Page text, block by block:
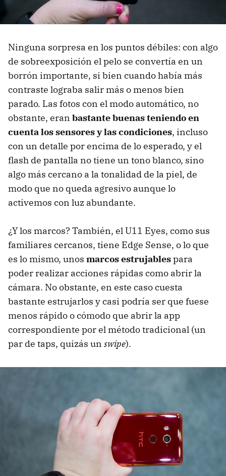
Ninguna sorpresa en los puntos débiles: con algo
de sobreexposición el pelo se convertía en un
borrón importante, si bien cuando había más
contraste lograba salir más o menos bien
parado. Las fotos con el modo automático, no
obstante, eran bastante buenas teniendo en
cuenta los sensores y las condiciones, incluso
con un detalle por encima de lo esperado, y el
flash de pantalla no tiene un tono blanco, sino
algo más cercano a la tonalidad de la piel, de
modo que no queda agresivo aunque lo
activemos con luz abundante.
¿Y los marcos? También, el U11 Eyes, como sus
familiares cercanos, tiene Edge Sense, o lo que
es lo mismo, unos marcos estrujablespara
poder realizar acciones rápidas como abrir la
cámara. No obstante, en este caso cuesta
bastante estrujarlos y casi podría ser que fuese
menos rápido o cómodo que abrir la app
correspondiente por el método tradicional (un
par de taps, quizás un swipe).